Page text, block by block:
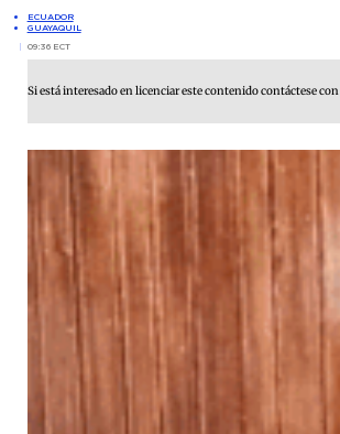
ECUADOR
GUAYAQUIL
09:36 ECT
Si está interesado en licenciar este contenido contáctese con